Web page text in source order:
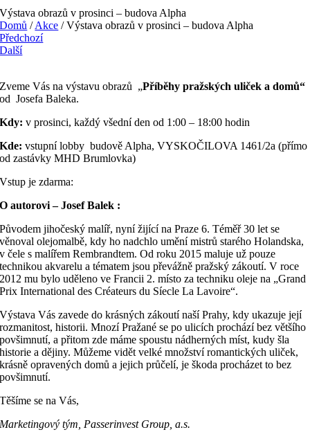
Výstava obrazů v prosinci – budova Alpha
Domů /Akce /Výstava obrazů v prosinci – budova Alpha
Předchozí
Další
Zveme Vás na výstavu obrazů „Příběhy pražských uliček a domů“
od Josefa Baleka.
Kdy: v prosinci, každý všední den od 1:00 – 18:00 hodin
Kde: vstupní lobby budově Alpha, VYSKOČILOVA 1461/2a (přímo
od zastávky MHD Brumlovka)
Vstup je zdarma:
O autorovi – Josef Balek :
Původem jihočeský malíř, nyní žijící na Praze 6. Téměř 30 let se
věnoval olejomalbě, kdy ho nadchlo umění mistrů starého Holandska,
v čele s malířem Rembrandtem. Od roku 2015 maluje už pouze
technikou akvarelu a tématem jsou převážně pražský zákoutí. V roce
2012 mu bylo uděleno ve Francii 2. místo za techniku oleje na „Grand
Prix International des Créateurs du Síecle La Lavoire“.
Výstava Vás zavede do krásných zákoutí naší Prahy, kdy ukazuje její
rozmanitost, historii. Mnozí Pražané se po ulicích prochází bez většího
povšimnutí, a přitom zde máme spoustu nádherných míst, kudy šla
historie a dějiny. Můžeme vidět velké množství romantických uliček,
krásně opravených domů a jejich průčelí, je škoda procházet to bez
povšimnutí.
Těšíme se na Vás,
Marketingový tým, Passerinvest Group, a.s.